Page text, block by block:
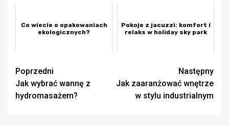
Co wiecie o opakowaniach
ekologicznych?
Pokoje z jacuzzi: komfort i
relaks w holiday sky park
Zobacz
wpisy
Poprzedni
Jak wybrać wannę z
hydromasażem?
Następny
Jak zaaranżować wnętrze
w stylu industrialnym